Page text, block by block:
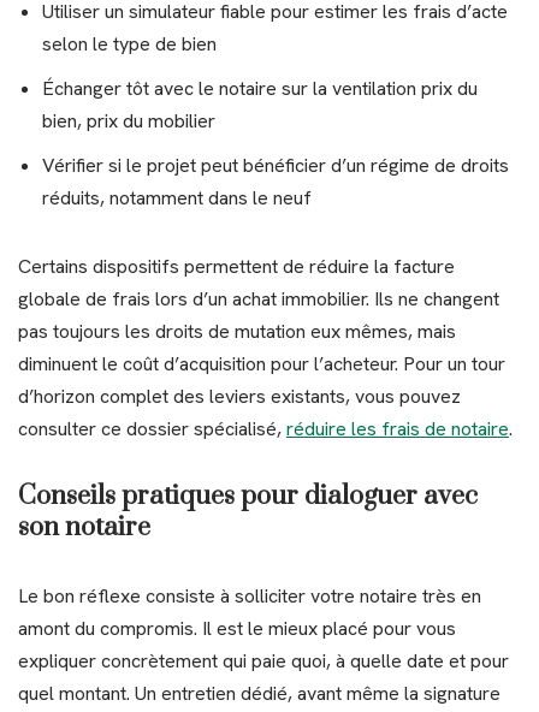
Utiliser un simulateur fiable pour estimer les frais d’acte
selon le type de bien
Échanger tôt avec le notaire sur la ventilation prix du
bien, prix du mobilier
Vérifier si le projet peut bénéficier d’un régime de droits
réduits, notamment dans le neuf
Certains dispositifs permettent de réduire la facture
globale de frais lors d’un achat immobilier. Ils ne changent
pas toujours les droits de mutation eux mêmes, mais
diminuent le coût d’acquisition pour l’acheteur. Pour un tour
d’horizon complet des leviers existants, vous pouvez
consulter ce dossier spécialisé,réduire les frais de notaire.
Conseils pratiques pour dialoguer avec
son notaire
Le bon réflexe consiste à solliciter votre notaire très en
amont du compromis. Il est le mieux placé pour vous
expliquer concrètement qui paie quoi, à quelle date et pour
quel montant. Un entretien dédié, avant même la signature